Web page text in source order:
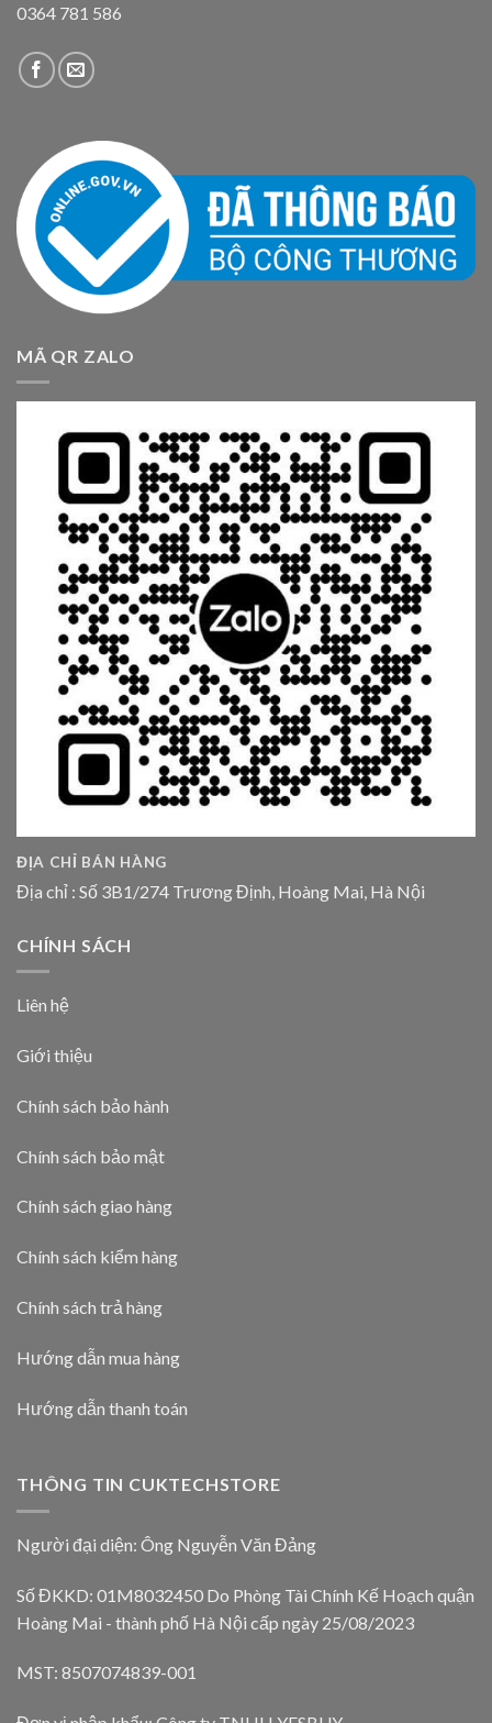
0364 781 586
MÃ QR ZALO
ĐỊA CHỈ BÁN HÀNG
Địa chỉ : Số 3B1/274 Trương Định, Hoàng Mai, Hà Nội
CHÍNH SÁCH
Liên hệ
Giới thiệu
Chính sách bảo hành
Chính sách bảo mật
Chính sách giao hàng
Chính sách kiểm hàng
Chính sách trả hàng
Hướng dẫn mua hàng
Hướng dẫn thanh toán
THÔNG TIN CUKTECHSTORE
Người đại diện: Ông Nguyễn Văn Đảng
Số ĐKKD: 01M8032450 Do Phòng Tài Chính Kế Hoạch quận
Hoàng Mai - thành phố Hà Nội cấp ngày 25/08/2023
MST: 8507074839-001